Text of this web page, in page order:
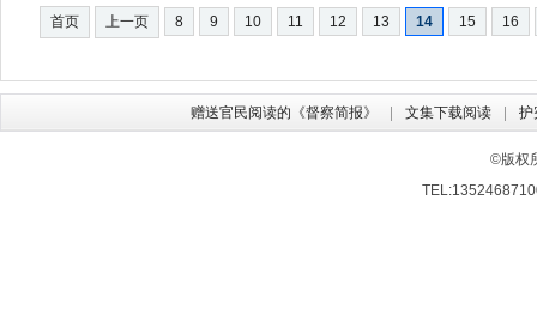
首页 上一页 8 9 10 11 12 13 14 15 16
赠送官民阅读的《督察简报》 文集下载阅读 护
©版权